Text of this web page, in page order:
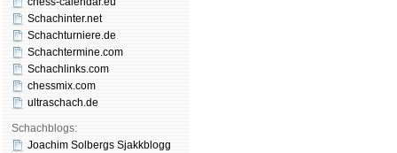
Schachinter.net
Schachturniere.de
Schachtermine.com
Schachlinks.com
chessmix.com
ultraschach.de
Schachblogs:
Joachim Solbergs Sjakkblogg